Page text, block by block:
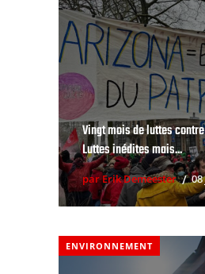
Vingt mois de luttes
Luttes inédites mais...
par Erik Demeester 08
ENVIRONNEMENT